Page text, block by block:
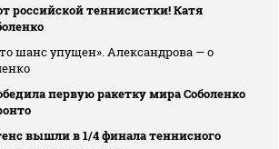
российской теннисистки! Катя
шанс упущен». Александрова — о
первую ракетку мира Соболенко
вышли в 1/4 финала теннисного